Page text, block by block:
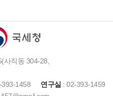
사직동 304-28,
1458 연구실 : 02-393-1459